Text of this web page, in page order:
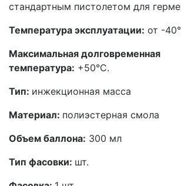
стандартным пистолетом для
Температура эксплуатации: от -
Максимальная долговременная
температура: +50°C.
Тип: инжекционная масса
Материал: полиэстерная смола
Объем баллона: 300 мл
Тип фасовки: шт.